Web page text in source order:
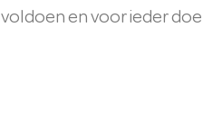
voldoen en voor ieder